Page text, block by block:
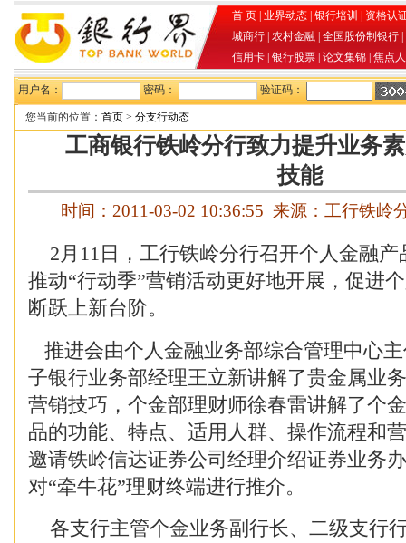
首 页 业界动态 银行培训
资格认
城商行 农村金融 全国股份制银行
信用卡 银行股票 论文集锦 焦点
用户名： 密码： 验证码：
您当前的位置： 首页 > 分支行动态
工商银行铁岭分行致力提升业务
技能
时间：2011-03-02 10:36:55 来源：工行铁岭
2月11日，工行铁岭分行召开个人金融产
推动“行动季”营销活动更好地开展，促进
断跃上新台阶。
推进会由个人金融业务部综合管理中心
子银行业务部经理王立新讲解了贵金属业
营销技巧，个金部理财师徐春雷讲解了个
品的功能、特点、适用人群、操作流程和
邀请铁岭信达证券公司经理介绍证券业务
对“牵牛花”理财终端进行推介。
各支行主管个金业务副行长、二级支行